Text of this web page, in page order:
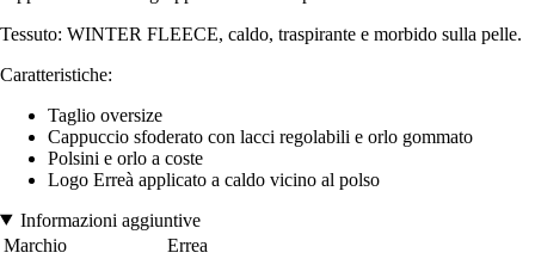
Tessuto: WINTER FLEECE, caldo, traspirante e morbido sulla pelle.
Caratteristiche:
Taglio oversize
Cappuccio sfoderato con lacci regolabili e orlo gommato
Polsini e orlo a coste
Logo Erreà applicato a caldo vicino al polso
Informazioni aggiuntive
Marchio
Errea